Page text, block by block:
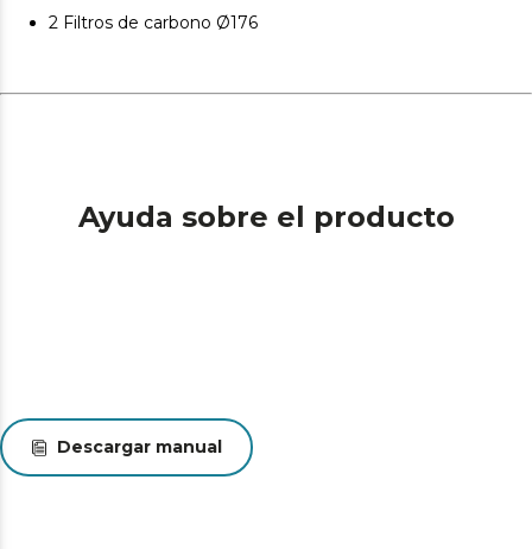
2 Filtros de carbono Ø176
Ayuda sobre el producto
Descargar manual